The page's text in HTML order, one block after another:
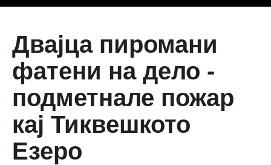
Двајца пиромани
фатени на дело -
подметнале пожар
кај Тиквешкото
Езеро